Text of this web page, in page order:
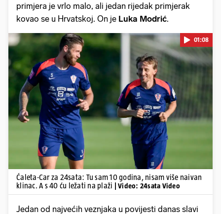
primjera je vrlo malo, ali jedan rijedak primjerak
kovao se u Hrvatskoj. On je Luka Modrić.
Pokretanje videa...
01:08
Ćaleta-Car za 24sata: Tu sam 10 godina, nisam više naivan
klinac. A s 40 ću ležati na plaži
| Video: 24sata Video
Jedan od najvećih veznjaka u povijesti danas slavi